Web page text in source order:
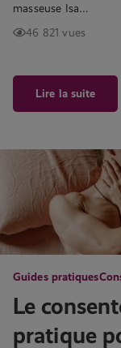
masseuse Isa…
46 821 vues
Lire la suite
Guides pratiques
Le
pratique